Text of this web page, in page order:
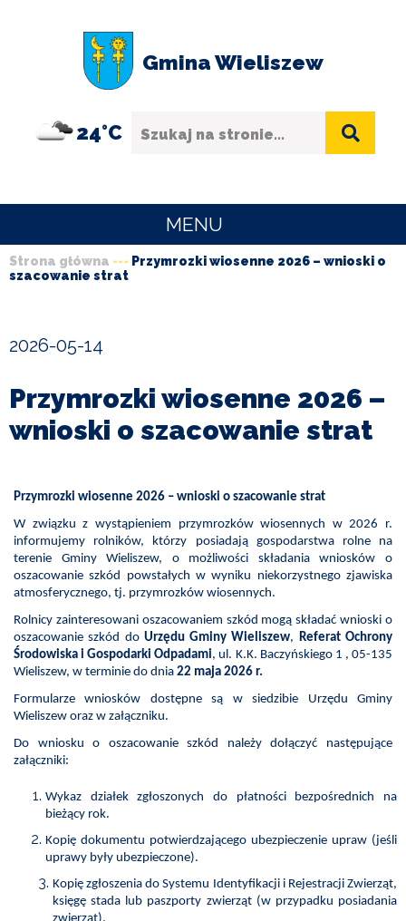
Gmina Wieliszew
24°C
MENU
URZĄD
GMINY
GMINIE
SPORT
TURYSTYKA
KULTURA
ODPADY
KOMUNALNE
ZAPŁAĆ
PODATEK
ZDROWIE
KONTAKT
CZYSTE
POWIETRZE
REUSE4WILL
WIELISZEWSKIE
Ścieżka
Strona główna
Przymrozki wiosenne 2026 – wnioski o
szacowanie strat
2026-05-14
Przymrozki wiosenne 2026 –
wnioski o szacowanie strat
Przymrozki wiosenne 2026 – wnioski o szacowanie strat
W związku z wystąpieniem przymrozków wiosennych w 2026 r.
informujemy rolników, którzy posiadają gospodarstwa rolne na
terenie Gminy Wieliszew, o możliwości składania wniosków o
oszacowanie szkód powstałych w wyniku niekorzystnego zjawiska
atmosferycznego, tj. przymrozków wiosennych.
Rolnicy zainteresowani oszacowaniem szkód mogą składać wnioski o
oszacowanie szkód do Urzędu Gminy Wieliszew, Referat Ochrony
Środowiska i Gospodarki Odpadami, ul. K.K. Baczyńskiego 1 , 05-135
Wieliszew, w terminie do dnia 22 maja 2026 r.
Formularze wniosków dostępne są w siedzibie Urzędu Gminy
Wieliszew oraz w załączniku.
Do wniosku o oszacowanie szkód należy dołączyć następujące
załączniki:
Wykaz działek zgłoszonych do płatności bezpośrednich na
bieżący rok.
Kopię dokumentu potwierdzającego ubezpieczenie upraw (jeśli
uprawy były ubezpieczone).
Kopię zgłoszenia do Systemu Identyfikacji i Rejestracji Zwierząt,
księgę stada lub paszporty zwierząt (w przypadku posiadania